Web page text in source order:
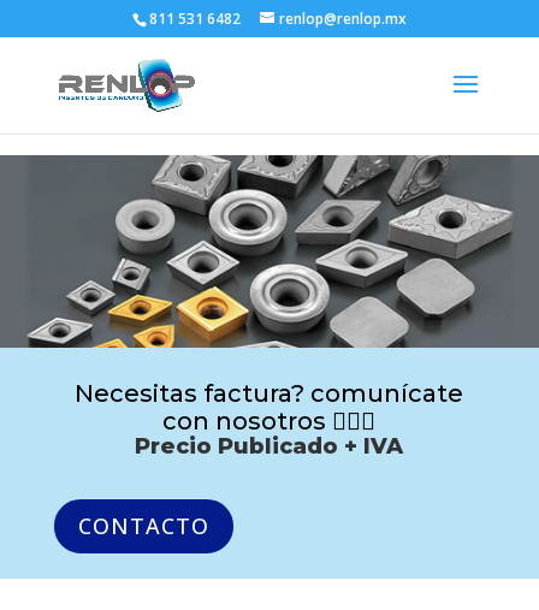
811 531 6482 renlop@renlop.mx
Necesitas factura? comunícate
con nosotros 🙋🏻‍♂️
Precio Publicado + IVA
CONTACTO